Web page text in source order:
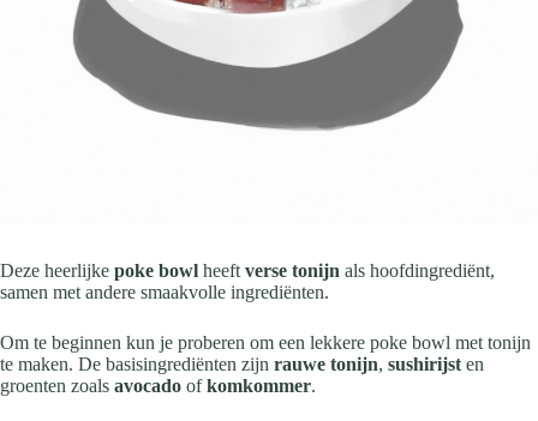
Deze heerlijke poke bowl heeft verse tonijn als hoofdingrediënt,
samen met andere smaakvolle ingrediënten.
Om te beginnen kun je proberen om een lekkere poke bowl met tonijn
te maken. De basisingrediënten zijn rauwe tonijn, sushirijst en
groenten zoals avocado ofkomkommer.